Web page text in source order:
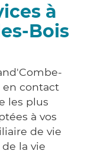
à
Bois
en contact
les plus
à vos
de vie
la vie